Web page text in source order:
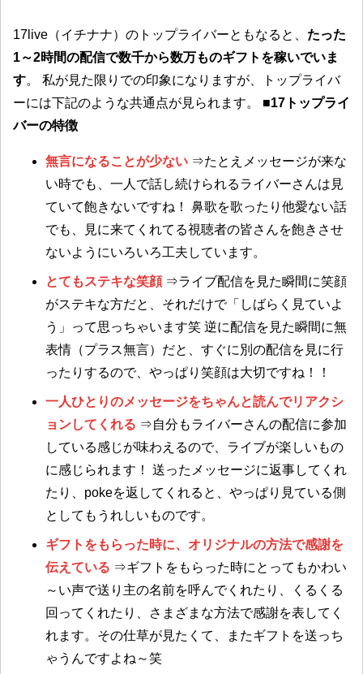
17live（イチナナ）のトップライバーともなると、 たった
1～2時間の配信で数千から数万ものギフトを稼いでいま
す。 私が見た限りでの印象になりますが、トップライバ
ーには下記のような共通点が見られます。 ■17トップライ
バーの特徴
無言になることが少ない ⇒たとえメッセージが来な
い時でも、一人で話し続けられるライバーさんは見
ていて飽きないですね！ 鼻歌を歌ったり他愛ない話
でも、見に来てくれてる視聴者の皆さんを飽きさせ
ないようにいろいろ工夫しています。
とてもステキな笑顔⇒ライブ配信を見た瞬間に笑顔
がステキな方だと、それだけで「しばらく見ていよ
う」って思っちゃいます笑 逆に配信を見た瞬間に無
表情（プラス無言）だと、すぐに別の配信を見に行
ったりするので、やっぱり笑顔は大切ですね！！
一人ひとりのメッセージをちゃんと読んでリアクシ
ョンしてくれる ⇒自分もライバーさんの配信に参加
している感じが味わえるので、ライブが楽しいもの
に感じられます！ 送ったメッセージに返事してくれ
たり、pokeを返してくれると、やっぱり見ている側
としてもうれしいものです。
ギフトをもらった時に、オリジナルの方法で感謝を
伝えている ⇒ギフトをもらった時にとってもかわい
～い声で送り主の名前を呼んでくれたり、くるくる
回ってくれたり、さまざまな方法で感謝を表してく
れます。その仕草が見たくて、またギフトを送っち
ゃうんですよね～笑